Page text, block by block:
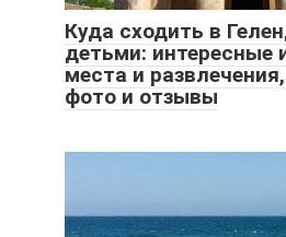
Куда сходить в
детьми: интересные
места и
фото и отзывы